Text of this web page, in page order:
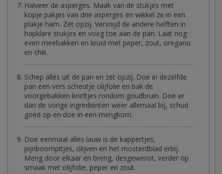
Halveer de asperges. Maak van de stukjes met
kopje pakjes van drie asperges en wikkel ze in een
plakje ham. Zet opzij. Versnijd de andere helften in
hapklare stukjes en voeg toe aan de pan. Laat nog
even meebakken en kruid met peper, zout, oregano
en chili.
Schep alles uit de pan en zet opzij. Doe in dezelfde
pan een vers scheutje olijfolie en bak de
voorgebakken krieltjes rondom goudbruin. Doe er
dan de vorige ingrediënten weer allemaal bij, schud
goed op en doe in een mengkom.
Doe eenmaal alles lauw is de kappertjes,
pijnboompitjes, olijven en het mosterdblad erbij.
Meng door elkaar en breng, desgewenst, verder op
smaak met olijfolie, peper en zout.